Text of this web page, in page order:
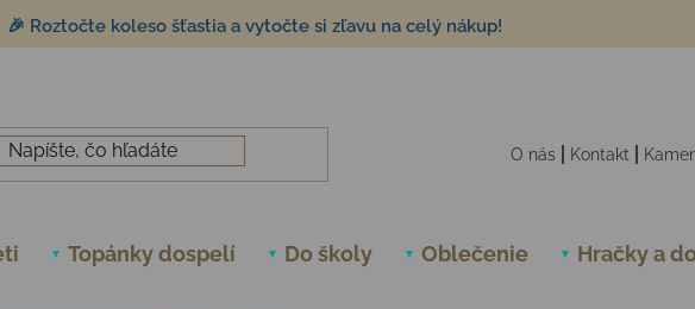
🎉 Roztočte koleso šťastia a vytočte si zľavu na celý nákup!
O nás Kontakt
Topánky dospelí Do školy Oblečenie Hračky a